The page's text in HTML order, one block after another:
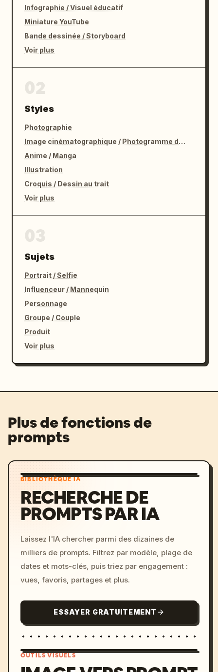
Infographie / Visuel éducatif
Miniature YouTube
Bande dessinée / Storyboard
Voir plus
Styles
Photographie
Image cinématographique / Photogramme de film
Anime / Manga
Illustration
Croquis / Dessin au trait
Voir plus
Sujets
Portrait / Selfie
Influenceur / Mannequin
Personnage
Groupe / Couple
Produit
Voir plus
Plus de fonctions de
prompts
BIBLIOTHÈQUE IA
RECHERCHE DE
PROMPTS PAR IA
Laissez l'IA chercher parmi des dizaines de
milliers de prompts. Filtrez par modèle, plage de
dates et mots-clés, puis triez par engagement :
vues, favoris, partages et plus.
ESSAYER GRATUITEMENT
OUTILS VISUELS